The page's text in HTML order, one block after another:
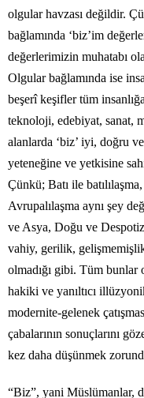
olgular havzası değildir.
bağlamında ‘biz’im
değerlerimizin muhatabı
Olgular bağlamında ise
beşerî keşifler tüm
teknoloji, edebiyat, sanat,
alanlarda ‘biz’ iyi, doğru
yeteneğine ve yetkisine
Çünkü; Batı ile
Avrupalılaşma aynı şey
ve Asya, Doğu ve
vahiy, gerilik,
olmadığı gibi. Tüm bunlar
hakiki ve yanıltıcı
modernite-gelenek
çabalarının sonuçlarını
kez daha düşünmek
“Biz”, yani Müslümanlar,